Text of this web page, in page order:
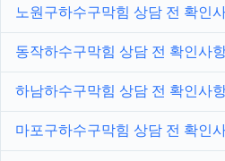
노원구하수구막힘 상담 전 확인
동작하수구막힘 상담 전 확인사
하남하수구막힘 상담 전 확인사
마포구하수구막힘 상담 전 확인